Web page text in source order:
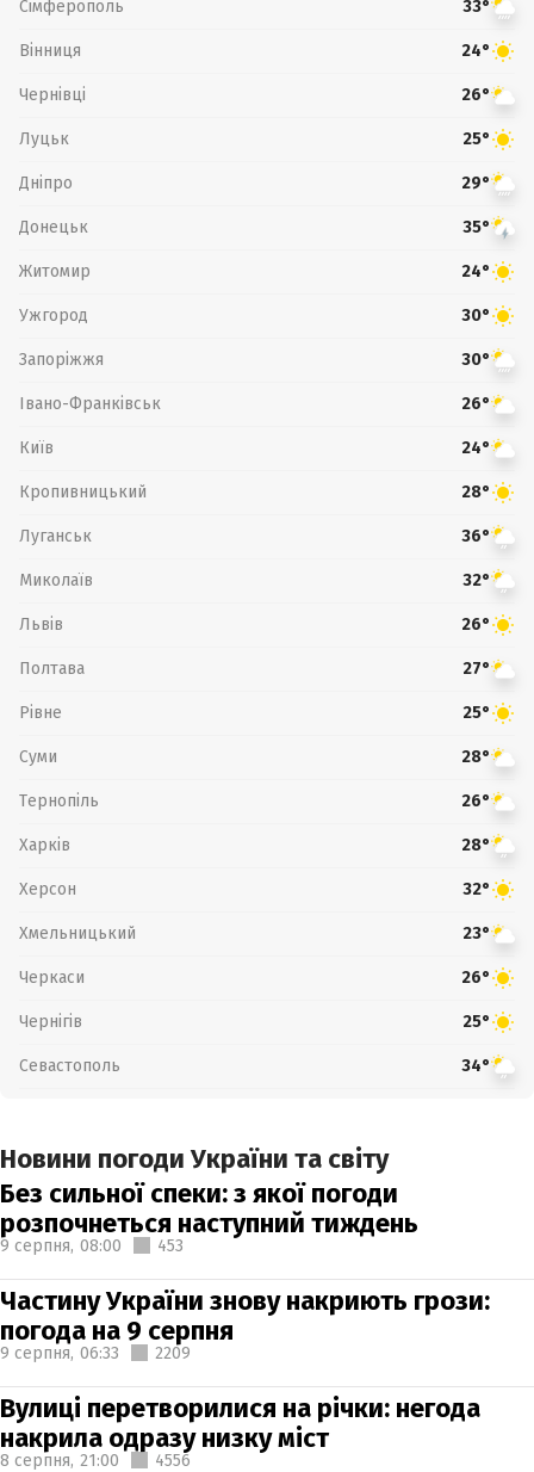
Сімферополь 33°
Вінниця 24°
Чернівці 26°
Луцьк 25°
Дніпро 29°
Донецьк 35°
Житомир 24°
Ужгород 30°
Запоріжжя 30°
Івано-Франківськ 26°
Київ 24°
Кропивницький 28°
Луганськ 36°
Миколаїв 32°
Львів 26°
Полтава 27°
Рівне 25°
Суми 28°
Тернопіль 26°
Харків 28°
Херсон 32°
Хмельницький 23°
Черкаси 26°
Чернігів 25°
Севастополь 34°
Новини погоди України та світу
Без сильної спеки: з якої погоди
розпочнеться наступний тиждень
9 серпня, 08:00 453
Частину України знову накриють грози:
погода на 9 серпня
9 серпня, 06:33 2209
Вулиці перетворилися на річки: негода
накрила одразу низку міст
8 серпня, 21:00 4556